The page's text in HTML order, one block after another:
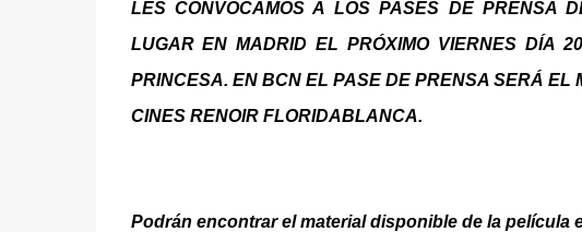
LES CONVOCAMOS A LOS PASES DE PRENSA
LUGAR EN MADRID EL PRÓXIMO VIERNES DÍA
PRINCESA. EN BCN EL PASE DE PRENSA SERÁ EL
CINES RENOIR FLORIDABLANCA.
Podrán encontrar el material disponible de la película